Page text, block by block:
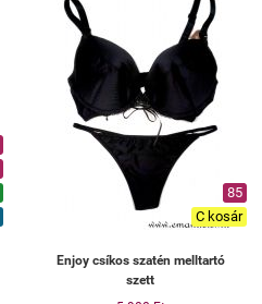
85
C kosár
Enjoy csíkos szatén melltartó
szett